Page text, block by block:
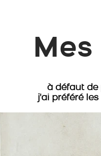
à défaut de
j'ai préféré